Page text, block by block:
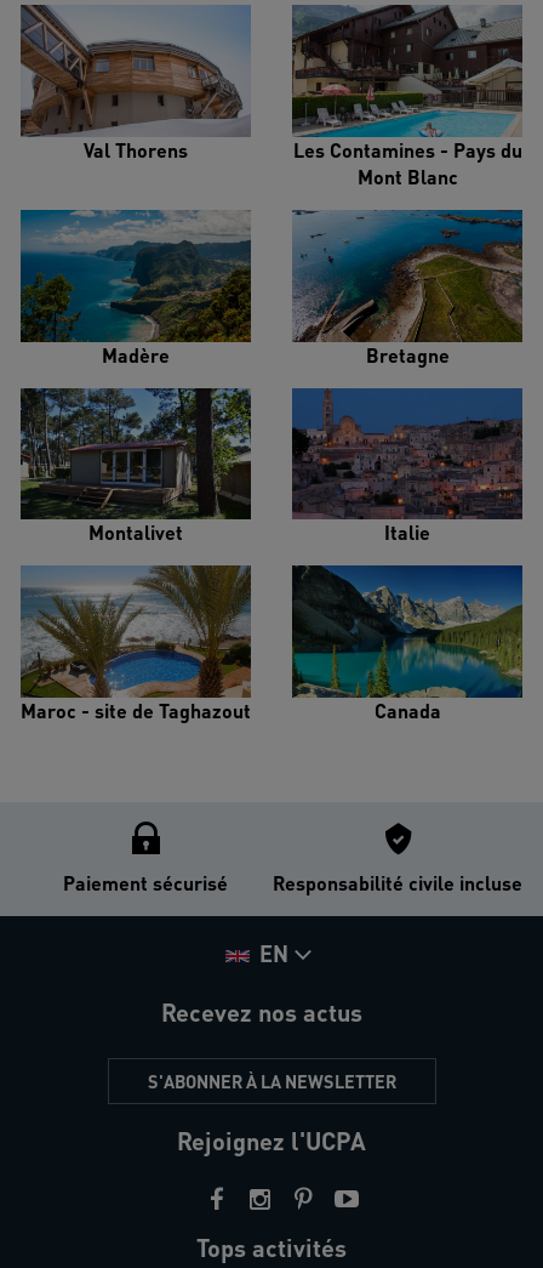
Val Thorens
Les Contamines - Pays du
Mont Blanc
Madère Bretagne
Montalivet Italie
Maroc - site de Taghazout Canada
Paiement sécurisé Responsabilité civile incluse
EN
Recevez nos actus
S'ABONNER À LA NEWSLETTER
Rejoignez l'UCPA
Tops activités